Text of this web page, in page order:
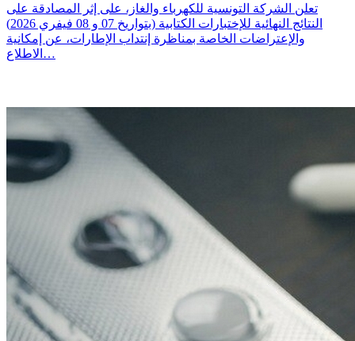
تعلن الشركة التونسية للكهرباء والغاز، على إثر المصادقة على
النتائج النهائية للإختبارات الكتابية (بتواريخ 07 و 08 فيفري 2026)
والإعتراضات الخاصة بمناظرة إنتداب الإطارات، عن إمكانية
الاطلاع…